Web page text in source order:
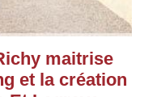
maitrise
et la création